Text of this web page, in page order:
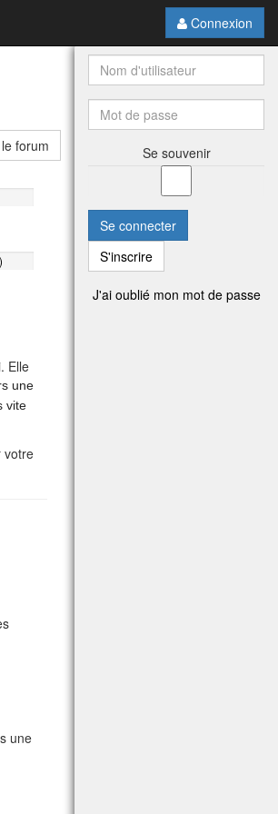
Connexion
forum
Elle
une
vite
votre
une
Se souvenir
Se connecter
S'inscrire
J'ai oublié mon mot de passe